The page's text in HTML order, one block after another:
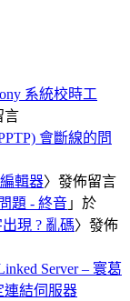
系統校時工
言
會斷線的問
輯器〉發佈留言
題 - 終音 」於
現 ? 亂碼〉發佈
Server – 寰葛
連結伺服器